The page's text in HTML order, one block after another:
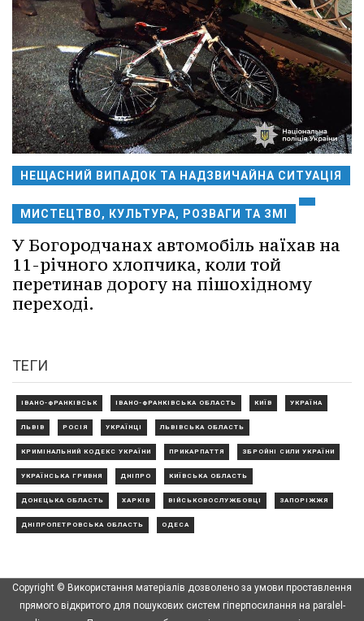
НЕЩАСНИЙ ВИПАДОК ТА НАДЗВИЧАЙНА СИТУАЦІЯ
МИСТЕЦТВО, КУЛЬТУРА, РОЗВАГИ ТА ЗМІ
У Богородчанах автомобіль наїхав на
11-річного хлопчика, коли той
перетинав дорогу на пішохідному
переході.
ТЕГИ
ІВАНО-ФРАНКІВСЬК ІВАНО-ФРАНКІВСЬКА ОБЛАСТЬ КИЇВ УКРАЇНА
ЛЬВІВ РОСІЯ УКРАЇНЦІ ЛЬВІВСЬКА ОБЛАСТЬ
КРИМІНАЛЬНИЙ КОДЕКС УКРАЇНИ ПРИКАРПАТТЯ ЗБРОЙНІ СИЛИ УКРАЇНИ
УКРАЇНСЬКА ГРИВНЯ ДНІПРО КИЇВСЬКА ОБЛАСТЬ
ДОНЕЦЬКА ОБЛАСТЬ ХАРКІВ ВІЙСЬКОВОСЛУЖБОВЦІ ЗАПОРІЖЖЯ
ДНІПРОПЕТРОВСЬКА ОБЛАСТЬ ОДЕСА
Copyright © Використання матеріалів дозволено за умови проставлення
прямого відкритого для пошукових систем гіперпосилання на paralel-